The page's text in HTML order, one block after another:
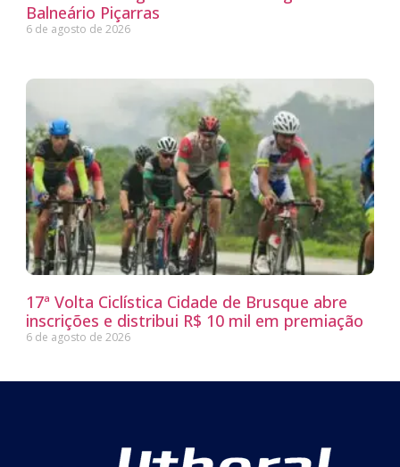
Balneário Piçarras
6 de agosto de 2026
17ª Volta Ciclística Cidade de Brusque abre
inscrições e distribui R$ 10 mil em premiação
6 de agosto de 2026